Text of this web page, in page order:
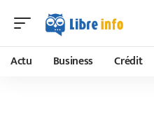
Actu Business Crédit